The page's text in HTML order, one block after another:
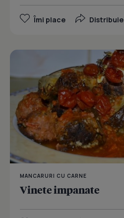
Îmi place Distribuie
MANCARURI CU CARNE
Vinete impanate